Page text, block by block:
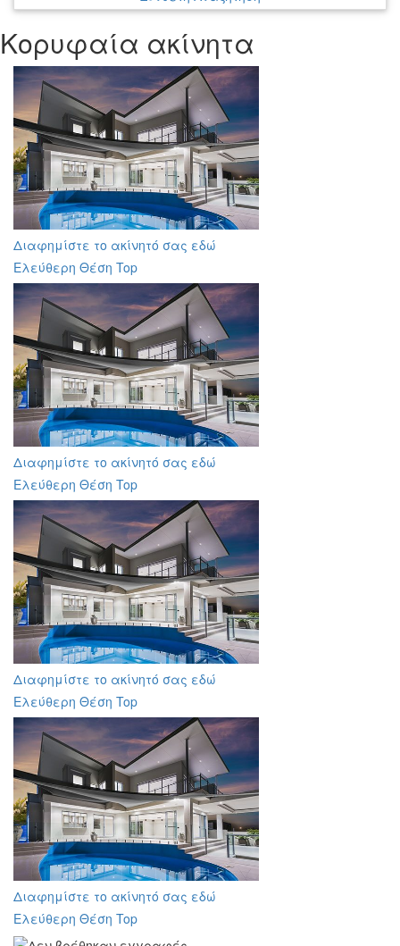
Κορυφαία ακίνητα
Διαφημίστε το ακίνητό σας εδώ
Ελεύθερη Θέση Top
Διαφημίστε το ακίνητό σας εδώ
Ελεύθερη Θέση Top
Διαφημίστε το ακίνητό σας εδώ
Ελεύθερη Θέση Top
Διαφημίστε το ακίνητό σας εδώ
Ελεύθερη Θέση Top